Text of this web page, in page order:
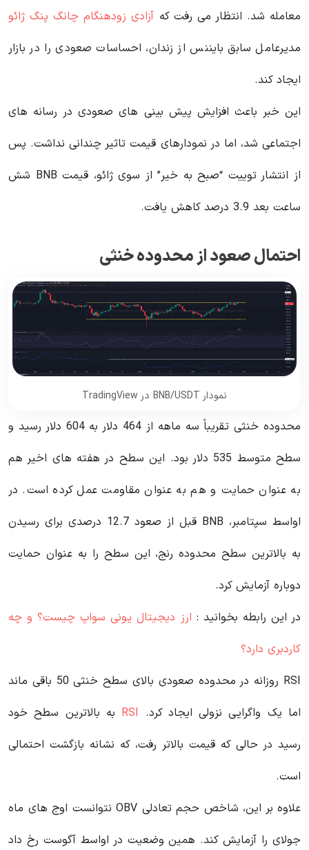
معامله شد. انتظار می رفت که آزادی زودهنگام چانگ پنگ ژائو
مدیرعامل سابق بایننس از زندان، احساسات صعودی را در بازار
ایجاد کند.
این خبر باعث افزایش پیش بینی های صعودی در رسانه های
اجتماعی شد، اما در نمودارهای قیمت تاثیر چندانی نداشت. پس
از انتشار توییت “صبح به خیر” از سوی ژائو، قیمت BNB شش
ساعت بعد 3.9 درصد کاهش یافت.
احتمال صعود از محدوده خنثی
نمودار BNB/USDT در TradingView
محدوده خنثی تقریباً سه ماهه از 464 دلار به 604 دلار رسید و
سطح متوسط ​​​​535 دلار بود. این سطح در هفته های اخیر هم
به عنوان حمایت و هم به عنوان مقاومت عمل کرده است. در
اواسط سپتامبر، BNB قبل از صعود 12.7 درصدی برای رسیدن
به بالاترین سطح محدوده رنج، این سطح را به عنوان حمایت
دوباره آزمایش کرد.
در این رابطه بخوانید‌ : ارز دیجیتال یونی سواپ چیست؟ و چه
کاردبری دارد؟
RSI روزانه در محدوده صعودی بالای سطح خنثی 50 باقی ماند
اما یک واگرایی نزولی ایجاد کرد. RSI به بالاترین سطح خود
رسید در حالی که قیمت بالاتر رفت، که نشانه بازگشت احتمالی
است.
علاوه بر این، شاخص حجم تعادلی OBV نتوانست اوج های ماه
جولای را آزمایش کند. همین وضعیت در اواسط آگوست رخ داد